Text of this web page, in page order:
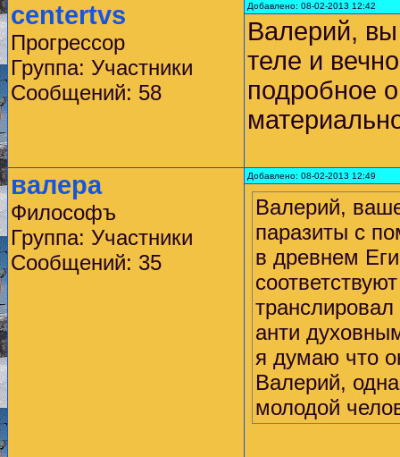
centertvs
Прогрессор
Группа: Участники
Сообщений: 58
Добавлено: 08-02-2013 12:42
Валерий, вы
теле и
подробное
валера
Философъ
Группа: Участники
Сообщений: 35
Добавлено: 08-02-2013 12:49
Валерий,
паразиты с
в древнем
транслировал
анти
я думаю что
Валерий,
молодой